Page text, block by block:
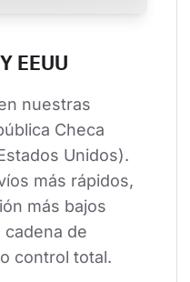
EEUU
nuestras
Checa
Unidos).
más rápidos,
más bajos
de
control total.